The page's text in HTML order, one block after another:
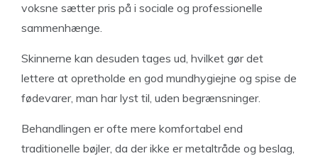
voksne sætter pris på i sociale og professionelle
sammenhænge.
Skinnerne kan desuden tages ud, hvilket gør det
lettere at opretholde en god mundhygiejne og spise de
fødevarer, man har lyst til, uden begrænsninger.
Behandlingen er ofte mere komfortabel end
traditionelle bøjler, da der ikke er metaltråde og beslag,